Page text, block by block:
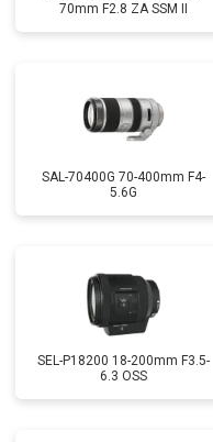
70mm F2.8 ZA SSM II
SAL-70400G 70-400mm F4-
5.6G
SEL-P18200 18-200mm F3.5-
6.3 OSS